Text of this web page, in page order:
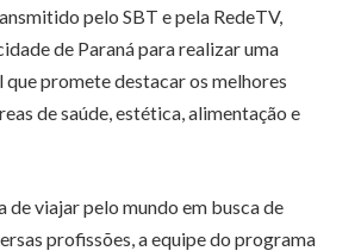
pelo SBT e pela RedeTV,
de Paraná para realizar uma
promete destacar os melhores
de saúde, estética, alimentação e
de viajar pelo mundo em busca de
profissões, a equipe do programa